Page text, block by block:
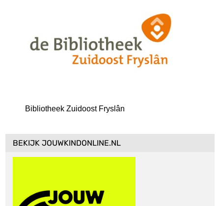
Bibliotheek Zuidoost Fryslân
BEKIJK JOUWKINDONLINE.NL